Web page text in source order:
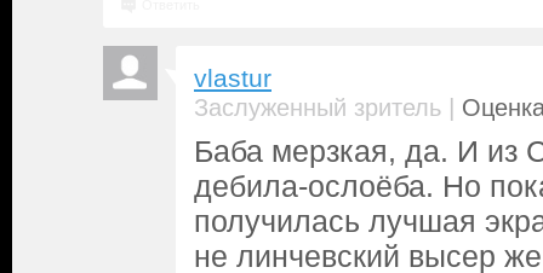
vlastur
Заслуженный зритель |
Баба мерзкая, да. И из
дебила-ослоёба. Но
получилась лучшая
не линчевский высер